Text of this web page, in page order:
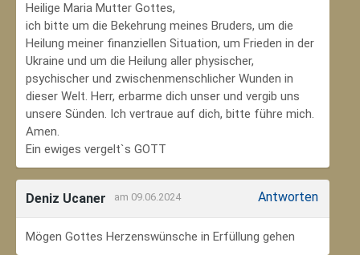
Heilige Maria Mutter Gottes,
ich bitte um die Bekehrung meines Bruders, um die
Heilung meiner finanziellen Situation, um Frieden in der
Ukraine und um die Heilung aller physischer,
psychischer und zwischenmenschlicher Wunden in
dieser Welt. Herr, erbarme dich unser und vergib uns
unsere Sünden. Ich vertraue auf dich, bitte führe mich.
Amen.
Ein ewiges vergelt`s GOTT
Deniz Ucaner am 09.06.2024 Antworten
Mögen Gottes Herzenswünsche in Erfüllung gehen